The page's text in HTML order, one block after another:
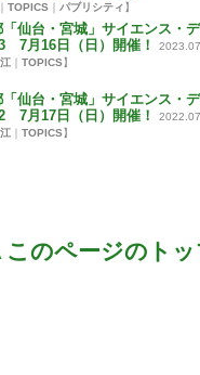
TOPICS パブリシティ】
「仙台・宮城」サイエンス・
7月16日（日）開催！
TOPICS】
「仙台・宮城」サイエンス・
7月17日（日）開催！
TOPICS】
のページのトッ